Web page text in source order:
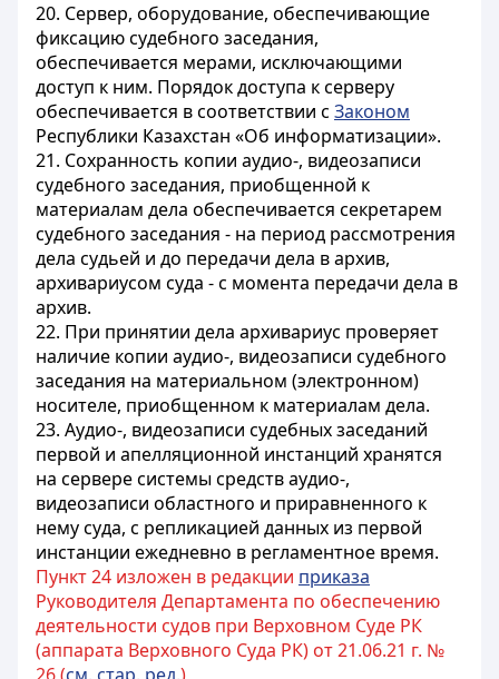
20. Сервер, оборудование, обеспечивающие
фиксацию судебного заседания,
обеспечивается мерами, исключающими
доступ к ним. Порядок доступа к серверу
обеспечивается в соответствии с Законом
Республики Казахстан «Об информатизации».
21. Сохранность копии аудио-, видеозаписи
судебного заседания, приобщенной к
материалам дела обеспечивается секретарем
судебного заседания - на период рассмотрения
дела судьей и до передачи дела в архив,
архивариусом суда - с момента передачи дела в
архив.
22. При принятии дела архивариус проверяет
наличие копии аудио-, видеозаписи судебного
заседания на материальном (электронном)
носителе, приобщенном к материалам дела.
23. Аудио-, видеозаписи судебных заседаний
первой и апелляционной инстанций хранятся
на сервере системы средств аудио-,
видеозаписи областного и приравненного к
нему суда, с репликацией данных из первой
инстанции ежедневно в регламентное время.
Пункт 24 изложен в редакции приказа
Руководителя Департамента по обеспечению
деятельности судов при Верховном Суде РК
(аппарата Верховного Суда РК) от 21.06.21 г. №